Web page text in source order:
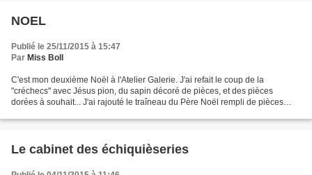
NOEL
Publié le 25/11/2015 à 15:47
Par Miss Boll
C'est mon deuxième Noël à l'Atelier Galerie. J'ai refait le coup de la
"créchecs" avec Jésus pion, du sapin décoré de pièces, et des pièces
dorées à souhait... J'ai rajouté le traîneau du Père Noël rempli de pièces
Le cabinet des échiquièseries